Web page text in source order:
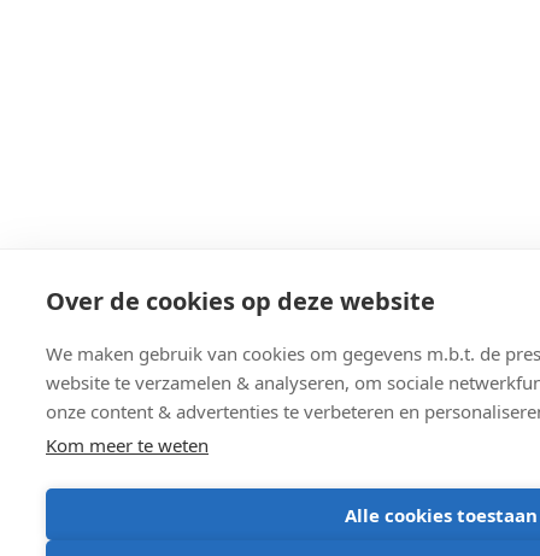
Over de cookies op deze website
We maken gebruik van cookies om gegevens m.b.t. de
website te verzamelen & analyseren, om sociale
onze content & advertenties te verbeteren en
Kom meer te weten
Alle cookies toestaan